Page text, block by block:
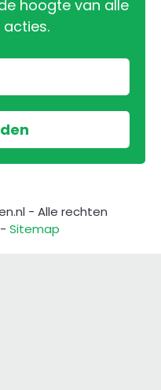
hoogte van alle
acties.
- Alle rechten
Sitemap